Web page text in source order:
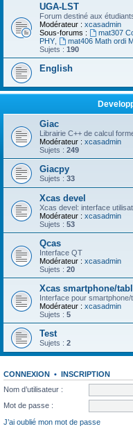
UGA-LST
Forum destiné aux
Modérateur : xcasadmin
Sous-forums :
mat307
PHY
mat406 Math ordi
Sujets : 190
English
Giac
Librairie C++ de calcul
Modérateur : xcasadmin
Sujets : 249
Giacpy
Sujets : 33
Xcas devel
Xcas devel: interface
Modérateur : xcasadmin
Sujets : 53
Qcas
Interface QT
Modérateur : xcasadmin
Sujets : 20
Xcas smartphone/
Interface pour smartphone/
Modérateur : xcasadmin
Sujets : 5
Test
Sujets : 2
CONNEXION • INSCRIPTION
Nom d’utilisateur :
Mot de passe :
J’ai oublié mon mot de passe